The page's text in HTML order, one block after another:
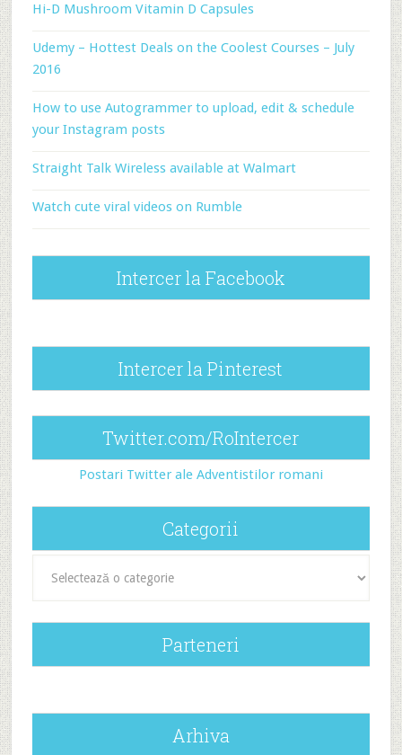
Hi-D Mushroom Vitamin D Capsules
Udemy – Hottest Deals on the Coolest Courses – July
2016
How to use Autogrammer to upload, edit & schedule
your Instagram posts
Straight Talk Wireless available at Walmart
Watch cute viral videos on Rumble
Intercer la Facebook
Intercer la Pinterest
Twitter.com/RoIntercer
Postari Twitter ale Adventistilor romani
Categorii
Parteneri
Arhiva